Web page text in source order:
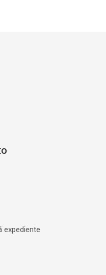
expediente